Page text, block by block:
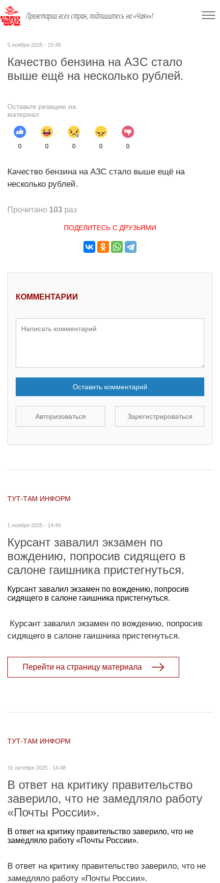
Пролетарии всех стран, подпишитесь на «Чаян»!
5 ноября 2025 - 15:48
Качество бензина на АЗС стало
выше ещё на несколько рублей.
Оставьте реакцию на
материал
0 0 0 0 0
Качество бензина на АЗС стало выше ещё на
несколько рублей.
Прочитано 103 раз
ПОДЕЛИТЕСЬ С ДРУЗЬЯМИ
КОММЕНТАРИИ
Оставить комментарий
Авторизоваться Зарегистрироваться
ТУТ-ТАМ ИНФОРМ
1 ноября 2025 - 14:49
Курсант завалил экзамен по
вождению, попросив сидящего в
салоне гаишника пристегнуться.
Курсант завалил экзамен по вождению, попросив
сидящего в салоне гаишника пристегнуться.
Курсант завалил экзамен по вождению, попросив
сидящего в салоне гаишника пристегнуться.
Перейти на страницу материала
ТУТ-ТАМ ИНФОРМ
31 октября 2025 - 14:48
В ответ на критику правительство
заверило, что не замедляло работу
«Почты России».
В ответ на критику правительство заверило, что не
замедляло работу «Почты России».
В ответ на критику правительство заверило, что не
замедляло работу «Почты России».